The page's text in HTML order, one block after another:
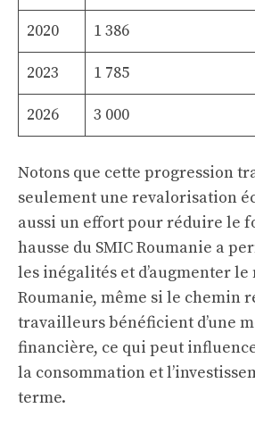
2020 1 386
2023 1 785
2026 3 000
Notons que cette progression
seulement une revalorisation
aussi un effort pour réduire le
hausse du SMIC Roumanie a
les inégalités et d’augmenter le
Roumanie, même si le chemin
travailleurs bénéficient d’une
financière, ce qui peut
la consommation et
terme.